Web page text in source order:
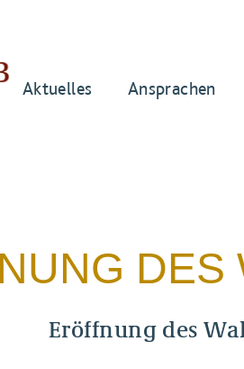
Aktuelles Ansprachen
DES
Eröffnung des